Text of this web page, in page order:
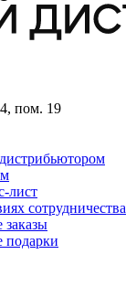
пом. 19
лист
сотрудничества
подарки